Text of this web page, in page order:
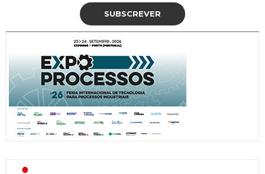
SUBSCREVER